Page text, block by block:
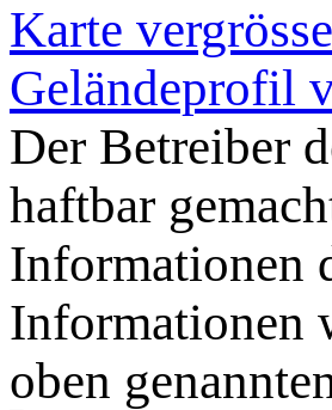
Karte
Geländeprofil
Der Betreiber
haftbar
Informationen
Informationen
oben